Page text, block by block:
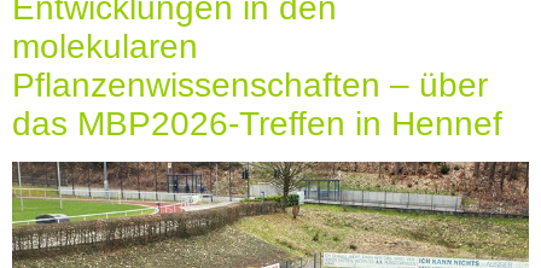
Entwicklungen in den
molekularen
Pflanzenwissenschaften – über
das MBP2026-Treffen in Hennef